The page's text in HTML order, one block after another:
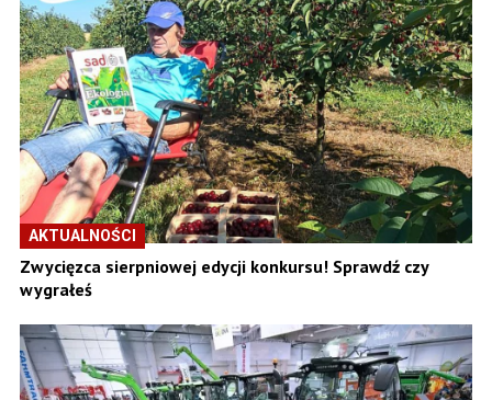
AKTUALNOŚCI
Zwycięzca sierpniowej edycji konkursu! Sprawdź czy
wygrałeś